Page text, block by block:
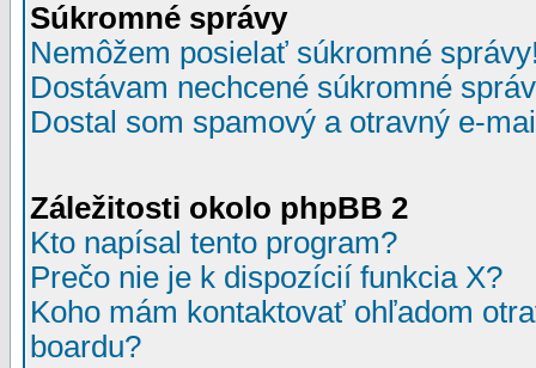
Súkromné správy
Nemôžem posielať súkromné
Dostávam nechcené súkromné
Dostal som spamový a otravný e-
Záležitosti okolo phpBB 2
Kto napísal tento program?
Prečo nie je k dispozícií funkcia X?
Koho mám kontaktovať ohľadom
boardu?